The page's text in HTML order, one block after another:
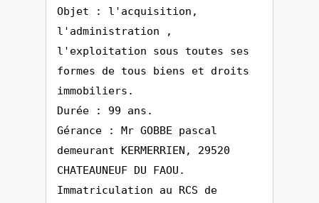
Objet : l'acquisition,
l'administration ,
l'exploitation sous toutes ses
formes de tous biens et droits
immobiliers.
Durée : 99 ans.
Gérance : Mr GOBBE pascal
demeurant KERMERRIEN, 29520
CHATEAUNEUF DU FAOU.
Immatriculation au RCS de